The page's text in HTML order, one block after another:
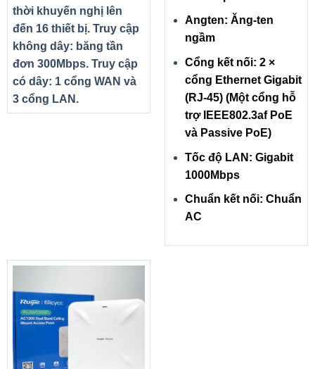
thời khuyến nghị lên
đến 16 thiết bị. Truy cập
không dây: băng tần
đơn 300Mbps. Truy cập
có dây: 1 cổng WAN và
3 cổng LAN.
Angten: Ăng-ten
ngầm
Cổng kết nối: 2 ×
cổng Ethernet Gigabit
(RJ-45) (Một cổng hỗ
trợ IEEE802.3af PoE
và Passive PoE)
Tốc độ LAN: Gigabit
1000Mbps
Chuẩn kết nối: Chuẩn
AC